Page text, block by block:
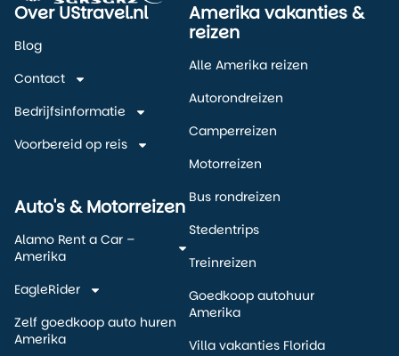
Over UStravel.nl
Blog
Contact
Bedrijfsinformatie
Voorbereid op reis
Auto's & Motorreizen
Alamo Rent a Car –
Amerika
EagleRider
Zelf goedkoop auto huren
Amerika
Amerika vakanties &
reizen
Alle Amerika reizen
Autorondreizen
Camperreizen
Motorreizen
Bus rondreizen
Stedentrips
Treinreizen
Goedkoop autohuur
Amerika
Villa vakanties Florida